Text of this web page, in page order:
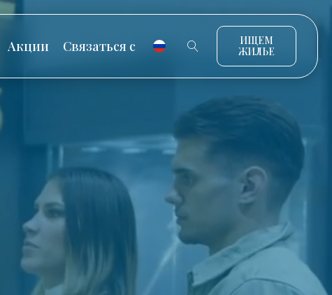
Акции Связаться с
ИЩЕМ
ЖИЛЬЕ